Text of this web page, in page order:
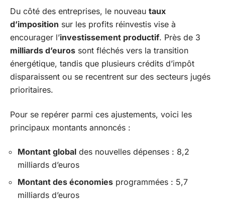
Du côté des entreprises, le nouveau taux
d’imposition sur les profits réinvestis vise à
encourager l’investissement productif. Près de 3
milliards d’euros sont fléchés vers la transition
énergétique, tandis que plusieurs crédits d’impôt
disparaissent ou se recentrent sur des secteurs jugés
prioritaires.
Pour se repérer parmi ces ajustements, voici les
principaux montants annoncés :
Montant global des nouvelles dépenses : 8,2
milliards d’euros
Montant des économies programmées : 5,7
milliards d’euros